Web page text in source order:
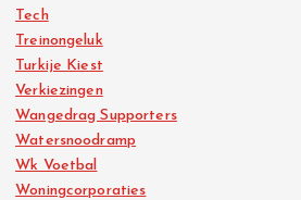
Tech
Treinongeluk
Turkije Kiest
Verkiezingen
Wangedrag Supporters
Watersnoodramp
Wk Voetbal
Woningcorporaties